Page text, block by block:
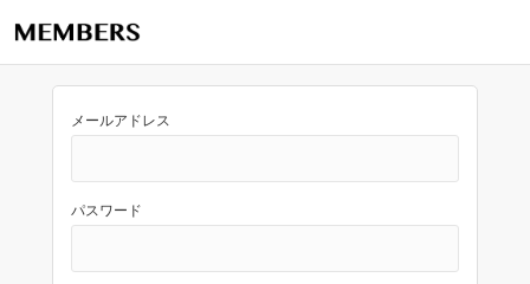
メールアドレス
パスワード